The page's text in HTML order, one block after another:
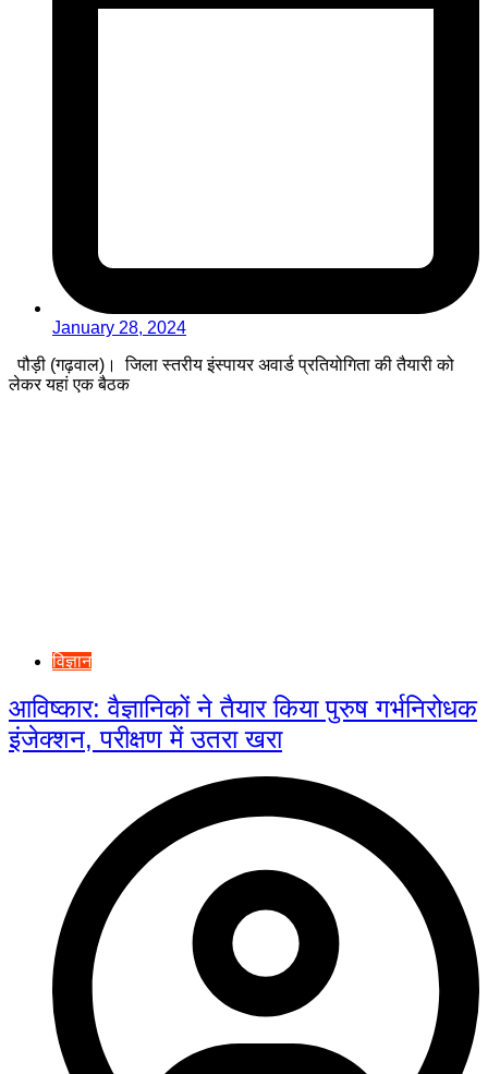
January 28, 2024
पौड़ी (गढ़वाल)। जिला स्तरीय इंस्पायर अवार्ड प्रतियोगिता की तैयारी को
लेकर यहां एक बैठक
विज्ञान
आविष्कार: वैज्ञानिकों ने तैयार किया पुरुष गर्भनिरोधक
इंजेक्शन, परीक्षण में उतरा खरा